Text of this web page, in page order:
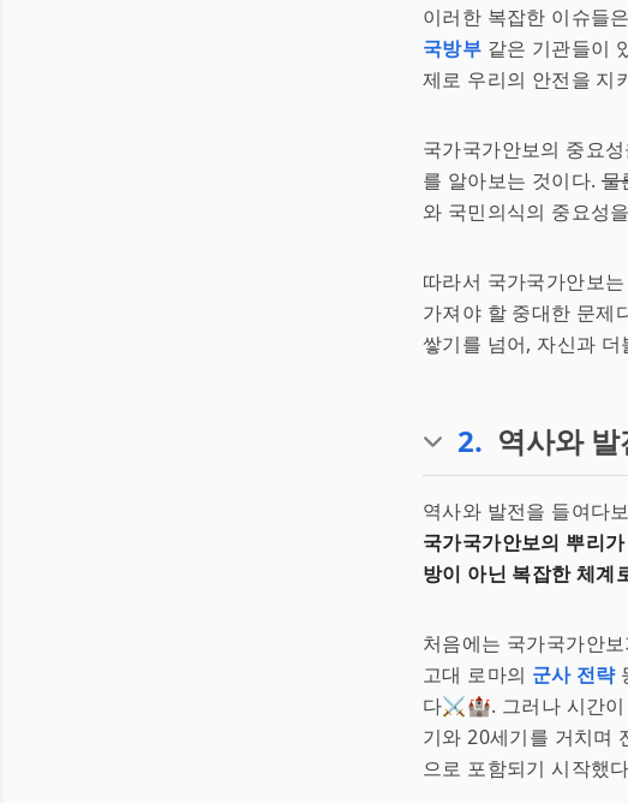
이러한 복잡한 이슈들
국방부 같은 기관들이
제로 우리의 안전을 지
국가국가안보의 중요
를 알아보는 것이다.물
와 국민의식의 중요성
따라서 국가국가안보
가져야 할 중대한 문제
쌓기를 넘어, 자신과
2. 역사와 발
역사와 발전을 들여다
국가국가안보의 뿌리
방이 아닌 복잡한 체계
처음에는 국가국가안
고대 로마의 군사 전략
다⚔️🏰. 그러나 시간이
기와 20세기를 거치며
으로 포함되기 시작했